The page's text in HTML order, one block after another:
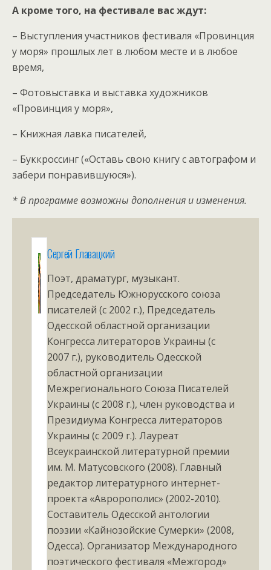
А кроме того, на фестивале вас ждут:
– Выступления участников фестиваля «Провинция
у моря» прошлых лет в любом месте и в любое
время,
– Фотовыставка и выставка художников
«Провинция у моря»,
– Книжная лавка писателей,
– Буккроссинг («Оставь свою книгу с автографом и
забери понравившуюся»).
* В программе возможны дополнения и изменения.
Сергей Главацкий
Поэт, драматург, музыкант.
Председатель Южнорусского союза
писателей (с 2002 г.), Председатель
Одесской областной организации
Конгресса литераторов Украины (с
2007 г.), руководитель Одесской
областной организации
Межрегионального Союза Писателей
Украины (с 2008 г.), член руководства и
Президиума Конгресса литераторов
Украины (с 2009 г.). Лауреат
Всеукраинской литературной премии
им. М. Матусовского (2008). Главный
редактор литературного интернет-
проекта «Авророполис» (2002-2010).
Составитель Одесской антологии
поэзии «Кайнозойские Сумерки» (2008,
Одесса). Организатор Международного
поэтического фестиваля «Межгород»